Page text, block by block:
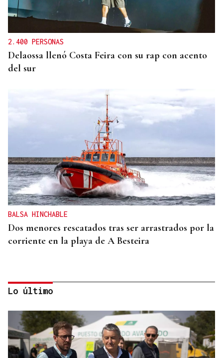
2.400 PERSONAS
Delaossa llenó Costa Feira con su rap con acento
del sur
BALSA HINCHABLE
Dos menores rescatados tras ser arrastrados por la
corriente en la playa de A Besteira
Lo último